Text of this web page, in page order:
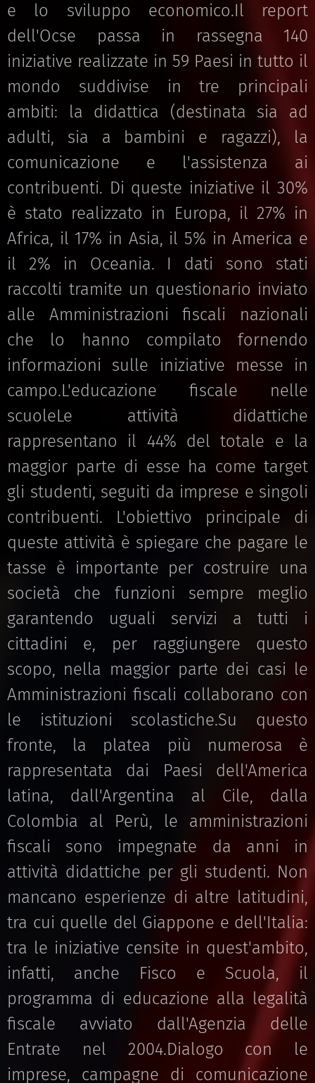
e lo sviluppo economico.Il report
dell'Ocse passa in rassegna 140
iniziative realizzate in 59 Paesi in tutto il
mondo suddivise in tre principali
ambiti: la didattica (destinata sia ad
adulti, sia a bambini e ragazzi), la
comunicazione e l'assistenza ai
contribuenti. Di queste iniziative il 30%
è stato realizzato in Europa, il 27% in
Africa, il 17% in Asia, il 5% in America e
il 2% in Oceania. I dati sono stati
raccolti tramite un questionario inviato
alle Amministrazioni fiscali nazionali
che lo hanno compilato fornendo
informazioni sulle iniziative messe in
campo.L'educazione fiscale nelle
scuoleLe attività didattiche
rappresentano il 44% del totale e la
maggior parte di esse ha come target
gli studenti, seguiti da imprese e singoli
contribuenti. L'obiettivo principale di
queste attività è spiegare che pagare le
tasse è importante per costruire una
società che funzioni sempre meglio
garantendo uguali servizi a tutti i
cittadini e, per raggiungere questo
scopo, nella maggior parte dei casi le
Amministrazioni fiscali collaborano con
le istituzioni scolastiche.Su questo
fronte, la platea più numerosa è
rappresentata dai Paesi dell'America
latina, dall'Argentina al Cile, dalla
Colombia al Perù, le amministrazioni
fiscali sono impegnate da anni in
attività didattiche per gli studenti. Non
mancano esperienze di altre latitudini,
tra cui quelle del Giappone e dell'Italia:
tra le iniziative censite in quest'ambito,
infatti, anche Fisco e Scuola, il
programma di educazione alla legalità
fiscale avviato dall'Agenzia delle
Entrate nel 2004.Dialogo con le
imprese, campagne di comunicazione